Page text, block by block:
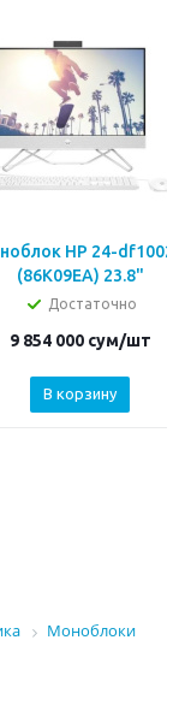
HP 24-df1002ci
(86K09EA) 23.8"
Достаточно
9 854 000сум/шт
В корзину
Моноблоки